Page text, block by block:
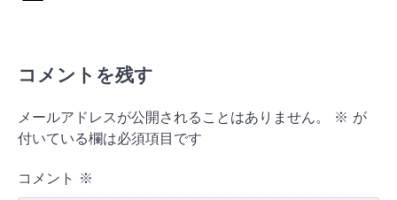
コメントを残す
メールアドレスが公開されることはありません。 ※ が
付いている欄は必須項目です
コメント ※